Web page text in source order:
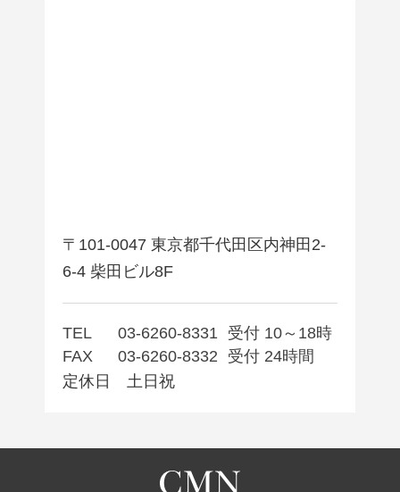
〒101-0047 東京都千代田区内神田2-
6-4 柴田ビル8F
TEL 03-6260-8331
受付 10～18時
FAX
03-6260-8332
受付 24時間
定休日 土日祝